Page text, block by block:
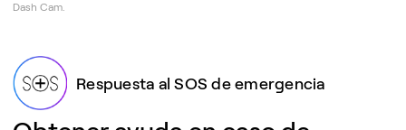
Dash Cam.
Respuesta al SOS de emergencia